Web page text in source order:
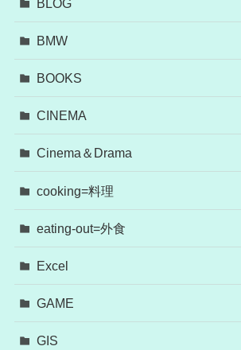
BLOG
BMW
BOOKS
CINEMA
Cinema＆Drama
cooking=料理
eating-out=外食
Excel
GAME
GIS